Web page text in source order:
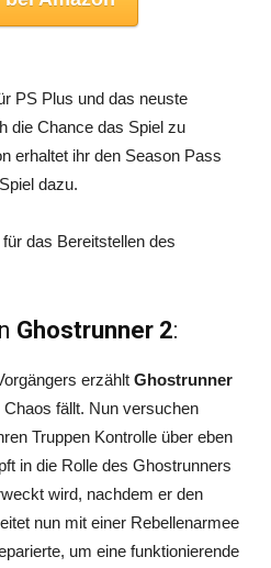
PS Plus und das neuste
die Chance das Spiel zu
erhaltet ihr den Season Pass
dazu.
für das Bereitstellen des
Ghostrunner 2:
erzählt Ghostrunner
fällt. Nun versuchen
Truppen Kontrolle über eben
in die Rolle des Ghostrunners
wird, nachdem er den
nun mit einer Rebellenarmee
um eine funktionierende